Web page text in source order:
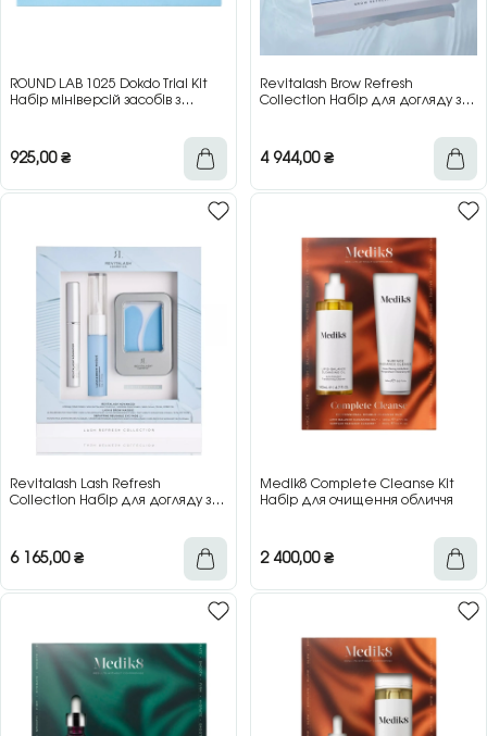
ROUND LAB 1025 Dokdo Trial Kit
Набір мініверсій засобів з
925,00₴
Revitalash Brow Refresh
Collection Набір для догляду за
4 944,00₴
Revitalash Lash Refresh
Collection Набір для догляду за
6 165,00₴
Medik8 Complete Cleanse Kit
Набір для очищення обличчя
2 400,00₴